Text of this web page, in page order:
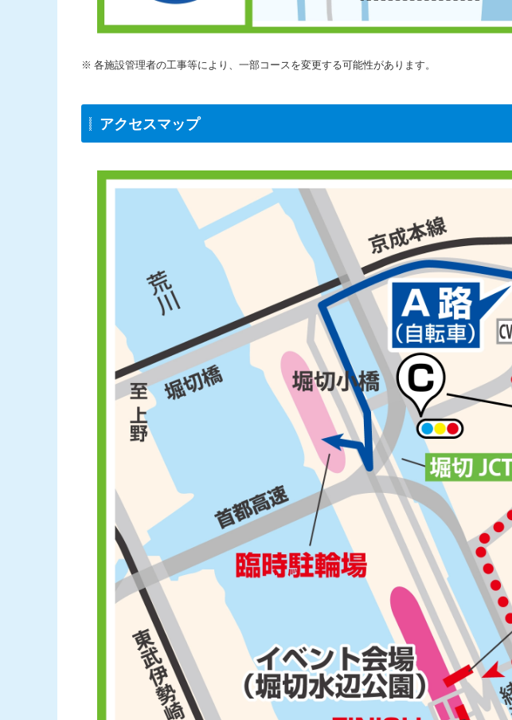
各施設管理者の工事等により、一部コースを変更する可能性があります。
アクセスマップ